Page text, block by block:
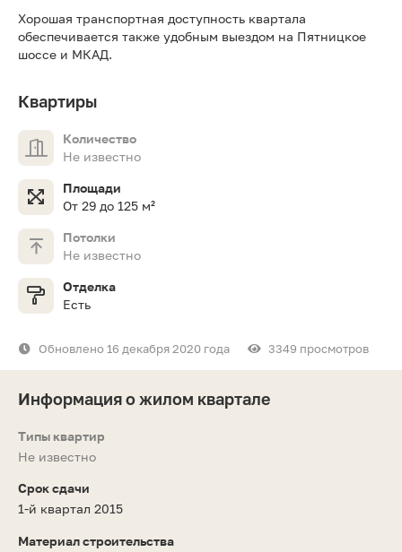
Хорошая транспортная доступность квартала
обеспечивается также удобным выездом на Пятницкое
шоссе и МКАД.
Квартиры
Количество
Не известно
Площади
От 29 до 125 м²
Потолки
Не известно
Отделка
Есть
Обновлено 16 декабря 2020 года 3349 просмотров
Информация о жилом квартале
Типы квартир
Не известно
Срок сдачи
1-й квартал 2015
Материал строительства